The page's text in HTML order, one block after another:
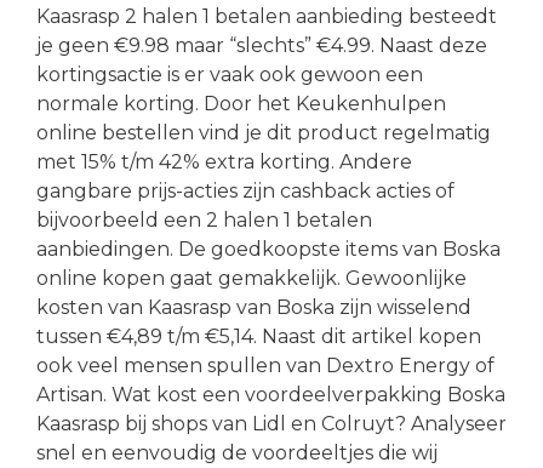
Kaasrasp 2 halen 1 betalen aanbieding besteedt
je geen €9.98 maar “slechts” €4.99. Naast deze
kortingsactie is er vaak ook gewoon een
normale korting. Door het Keukenhulpen
online bestellen vind je dit product regelmatig
met 15% t/m 42% extra korting. Andere
gangbare prijs-acties zijn cashback acties of
bijvoorbeeld een 2 halen 1 betalen
aanbiedingen. De goedkoopste items van Boska
online kopen gaat gemakkelijk. Gewoonlijke
kosten van Kaasrasp van Boska zijn wisselend
tussen €4,89 t/m €5,14. Naast dit artikel kopen
ook veel mensen spullen van Dextro Energy of
Artisan. Wat kost een voordeelverpakking Boska
Kaasrasp bij shops van Lidl en Colruyt? Analyseer
snel en eenvoudig de voordeeltjes die wij